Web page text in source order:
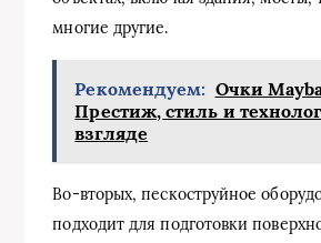
многие другие.
Рекомендуем: Очки
Престиж, стиль и
взгляде
Во-вторых, пескоструйное
подходит для подготовки